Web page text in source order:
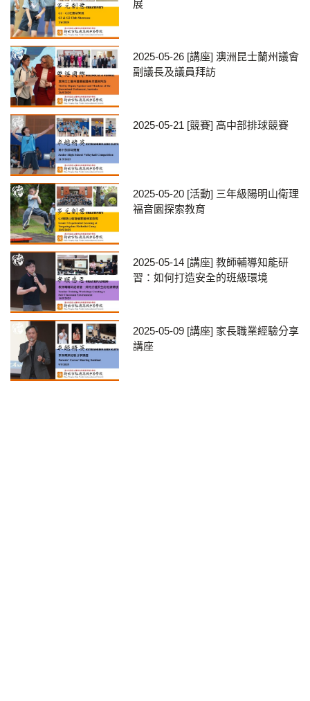
展
2025-05-26 [講座] 澳洲昆士蘭州議會
副議長及議員拜訪
2025-05-21 [競賽] 高中部排球競賽
2025-05-20 [活動] 三年級陽明山衛理
福音園探索教育
2025-05-14 [講座] 教師輔導知能研
習：如何打造安全的班級環境
2025-05-09 [講座] 家長職業經驗分享
講座